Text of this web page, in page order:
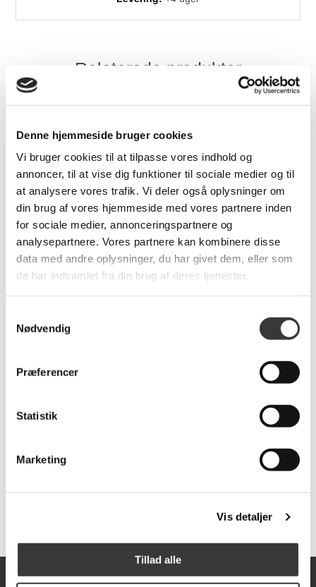
Denne hjemmeside bruger cookies
Vi bruger cookies til at tilpasse vores indhold og
annoncer, til at vise dig funktioner til sociale medier og til
at analysere vores trafik. Vi deler også oplysninger om
din brug af vores hjemmeside med vores partnere inden
for sociale medier, annonceringspartnere og
analysepartnere. Vores partnere kan kombinere disse
data med andre oplysninger, du har givet dem, eller som
de har indsamlet fra din brug af deres tjenester.
Nødvendig
Præferencer
Statistik
Marketing
Vis detaljer
Tillad alle
Relaterede produkter
Fast
Lavpris
Edge Vange
Reolsystem
13.517,00 DKK
Fast
Lavpris
Amour Pau sengegavl,
Grå
3.999,00 DKK